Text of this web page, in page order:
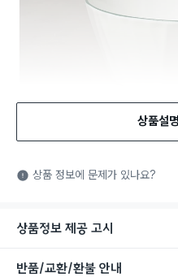
식품용 기구: 식품위생
는 식품첨가물에 사용
상품설
상품 정보에 문제가 있나요?
상품정보 제공 고시
반품/교환/환불 안내